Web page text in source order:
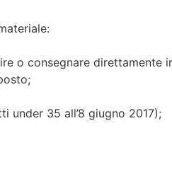
o consegnare direttamente
under 35 all’8 giugno 2017);